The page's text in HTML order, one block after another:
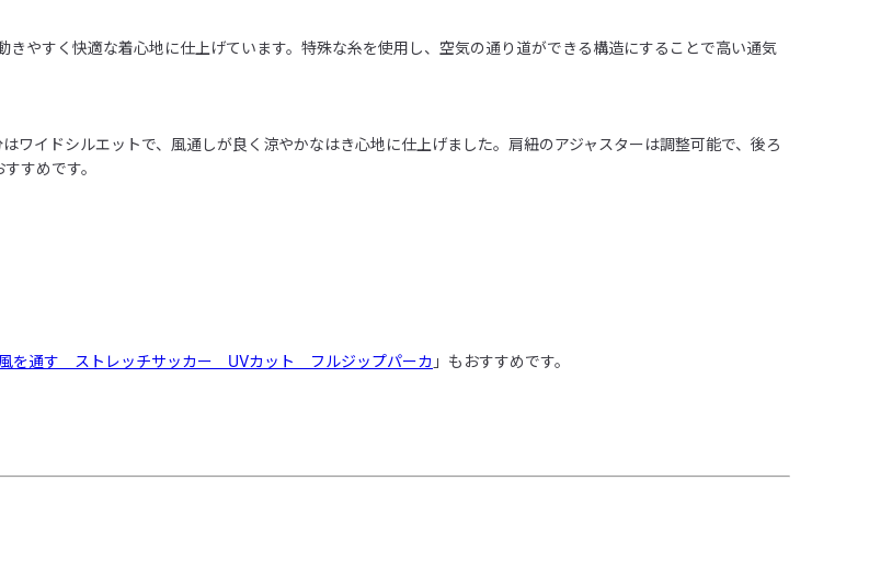
やすく快適な着心地に仕上げています。特殊な糸を使用し、空気の通り道ができる構造にすることで高い通気
ワイドシルエットで、風通しが良く涼やかなはき心地に仕上げました。肩紐のアジャスターは調整可能で、後ろ
すめです。
風を通す　ストレッチサッカー　UVカット　フルジップパーカ